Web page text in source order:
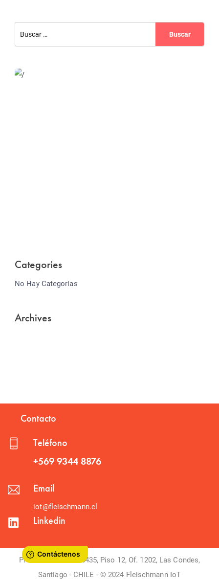
Categories
No Hay Categorías
Archives
Contacto
Teléfono
+569 9344 8876
Email
iot@fleischmann.cl
Linkedin
Presidente Riesco 5435, Piso 12, Of. 1202, Las Condes,
Santiago - CHILE - © 2024 Fleischmann IoT